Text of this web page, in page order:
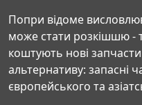
Попри відоме
може стати розкішшю -
коштують нові
альтернативу: запасні
європейського та